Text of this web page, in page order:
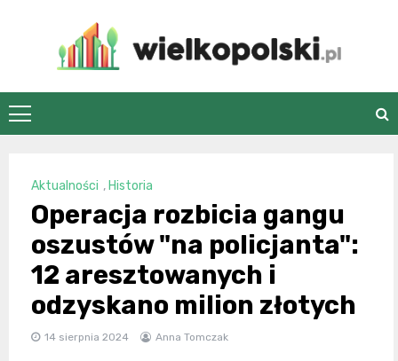
wielkopolski.pl
Aktualności , Historia
Operacja rozbicia gangu
oszustów "na policjanta":
12 aresztowanych i
odzyskano milion złotych
14 sierpnia 2024 Anna Tomczak